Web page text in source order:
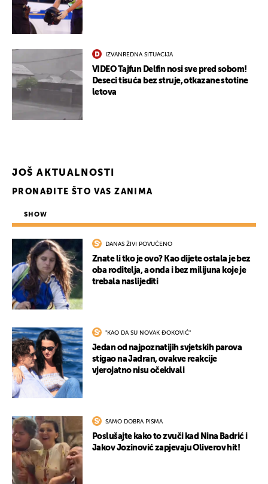
IZVANREDNA SITUACIJA
VIDEO Tajfun Delfin nosi sve pred sobom!
Deseci tisuća bez struje, otkazane stotine
letova
JOŠ AKTUALNOSTI
PRONAĐITE ŠTO VAS ZANIMA
SHOW
DANAS ŽIVI POVUČENO
Znate li tko je ovo? Kao dijete ostala je bez
oba roditelja, a onda i bez milijuna koje je
trebala naslijediti
"KAO DA SU NOVAK ĐOKOVIĆ"
Jedan od najpoznatijih svjetskih parova
stigao na Jadran, ovakve reakcije
vjerojatno nisu očekivali
SAMO DOBRA PISMA
Poslušajte kako to zvuči kad Nina Badrić i
Jakov Jozinović zapjevaju Oliverov hit!